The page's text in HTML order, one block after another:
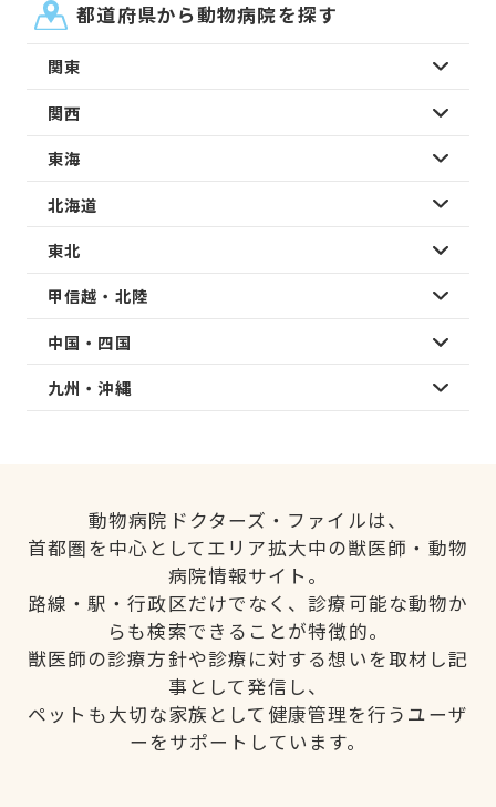
都道府県から動物病院を探す
関東
関西
東海
北海道
東北
甲信越・北陸
中国・四国
九州・沖縄
動物病院ドクターズ・ファイルは、
首都圏を中心としてエリア拡大中の獣医師・動物
病院情報サイト。
路線・駅・行政区だけでなく、診療可能な動物か
らも検索できることが特徴的。
獣医師の診療方針や診療に対する想いを取材し記
事として発信し、
ペットも大切な家族として健康管理を行うユーザ
ーをサポートしています。